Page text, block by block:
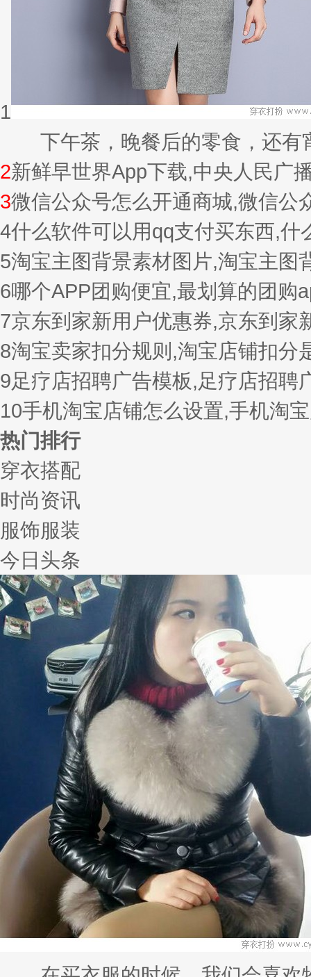
1
下午茶，晚餐后的零食，还有
2新鲜早世界App下载,中央人民广
3微信公众号怎么开通商城,微信公
4什么软件可以用qq支付买东西,什
5淘宝主图背景素材图片,淘宝主图
6哪个APP团购便宜,最划算的团购
7京东到家新用户优惠券,京东到家
8淘宝卖家扣分规则,淘宝店铺扣分
9足疗店招聘广告模板,足疗店招聘
10手机淘宝店铺怎么设置,手机淘
热门排行
穿衣搭配
时尚资讯
服饰服装
今日头条